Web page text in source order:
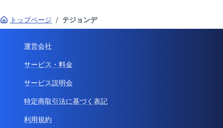
トップページ / テジョンデ
運営会社
サービス・料金
サービス説明会
特定商取引法に基づく表記
利用規約